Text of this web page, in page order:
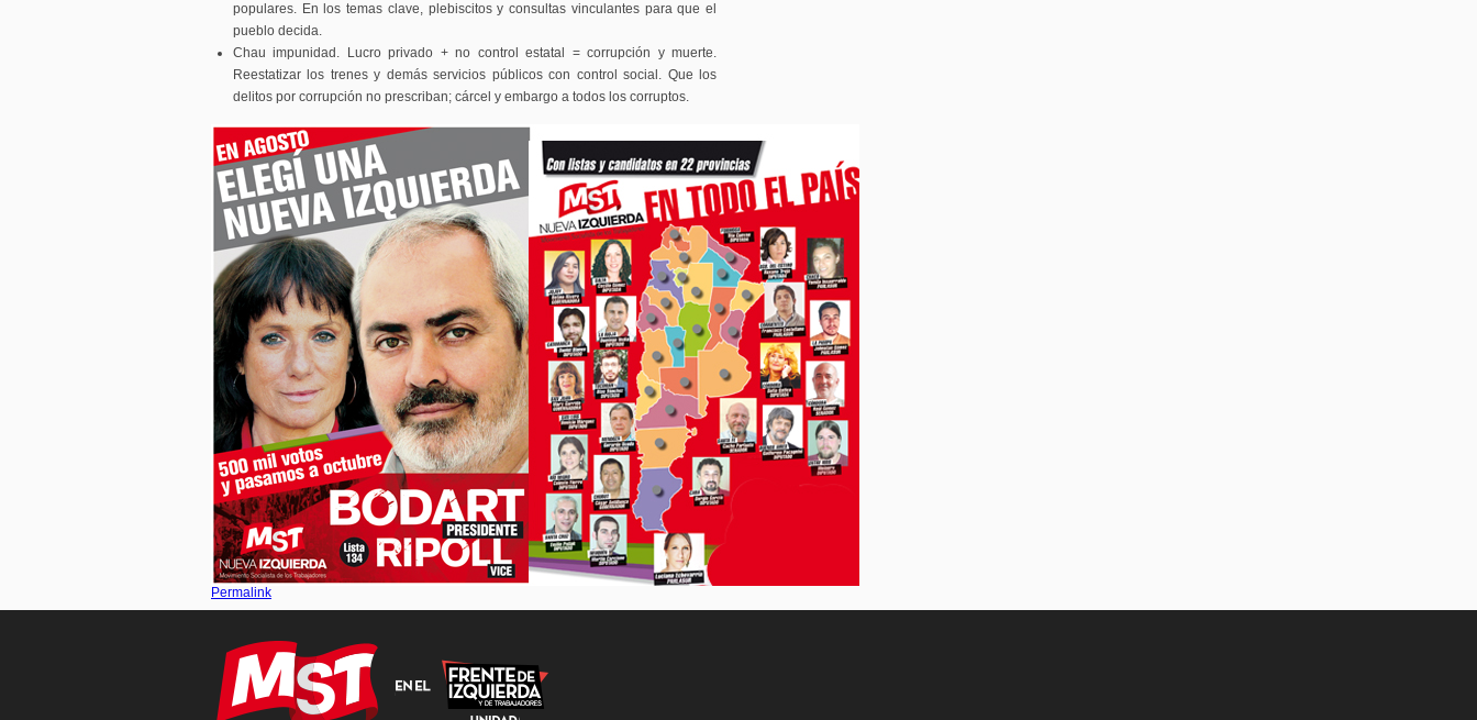
populares. En los temas clave, plebiscitos y consultas vinculantes para que el
pueblo decida.
Chau impunidad. Lucro privado + no control estatal = corrupción y muerte.
Reestatizar los trenes y demás servicios públicos con control social. Que los
delitos por corrupción no prescriban; cárcel y embargo a todos los corruptos.
Permalink